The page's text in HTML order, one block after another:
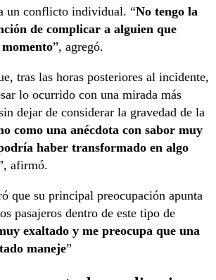
un conflicto individual. “No tengo la
de complicar a alguien que
”, agregó.
tras las horas posteriores al incidente,
lo ocurrido con una mirada más
dejar de considerar la gravedad de la
como una anécdota con sabor muy
haber transformado en algo
afirmó.
que su principal preocupación apunta
pasajeros dentro de este tipo de
exaltado y me preocupa que una
maneje”